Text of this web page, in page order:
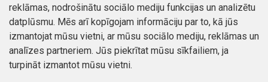
Mans profils
Mans profils
Pasūtījumi
Privātuma politika
Kontakti
reklāmas, nodrošinātu sociālo mediju funkcijas un analizētu
datplūsmu. Mēs arī kopīgojam informāciju par to, kā jūs
izmantojat mūsu vietni, ar mūsu sociālo mediju, reklāmas un
analīzes partneriem. Jūs piekrītat mūsu sīkfailiem, ja
turpināt izmantot mūsu vietni.